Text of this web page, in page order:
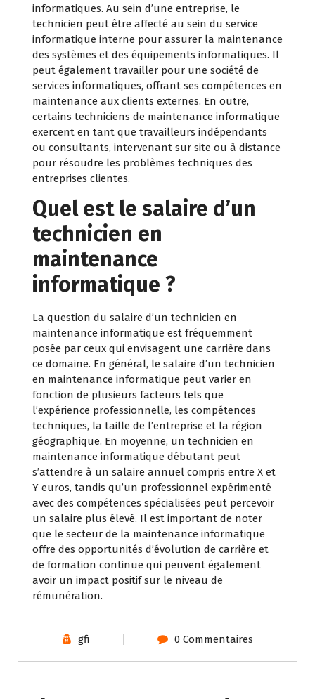
informatiques. Au sein d’une entreprise, le
technicien peut être affecté au sein du service
informatique interne pour assurer la maintenance
des systèmes et des équipements informatiques. Il
peut également travailler pour une société de
services informatiques, offrant ses compétences en
maintenance aux clients externes. En outre,
certains techniciens de maintenance informatique
exercent en tant que travailleurs indépendants
ou consultants, intervenant sur site ou à distance
pour résoudre les problèmes techniques des
entreprises clientes.
Quel est le salaire d’un
technicien en
maintenance
informatique ?
La question du salaire d’un technicien en
maintenance informatique est fréquemment
posée par ceux qui envisagent une carrière dans
ce domaine. En général, le salaire d’un technicien
en maintenance informatique peut varier en
fonction de plusieurs facteurs tels que
l’expérience professionnelle, les compétences
techniques, la taille de l’entreprise et la région
géographique. En moyenne, un technicien en
maintenance informatique débutant peut
s’attendre à un salaire annuel compris entre X et
Y euros, tandis qu’un professionnel expérimenté
avec des compétences spécialisées peut percevoir
un salaire plus élevé. Il est important de noter
que le secteur de la maintenance informatique
offre des opportunités d’évolution de carrière et
de formation continue qui peuvent également
avoir un impact positif sur le niveau de
rémunération.
gfi 0 Commentaires